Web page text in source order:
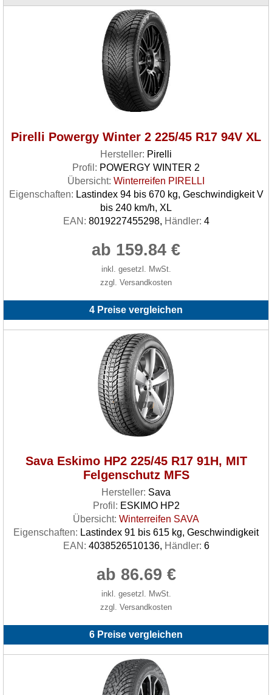
Pirelli Powergy Winter 2 225/45 R17 94V XL
Hersteller: Pirelli
Profil: POWERGY WINTER 2
Übersicht: Winterreifen PIRELLI
Eigenschaften: Lastindex 94 bis 670 kg, Geschwindigkeit V
bis 240 km/h, XL
EAN: 8019227455298, Händler: 4
ab 159.84 €
inkl. gesetzl. MwSt.
zzgl. Versandkosten
4 Preise vergleichen
Sava Eskimo HP2 225/45 R17 91H, MIT
Felgenschutz MFS
Hersteller: Sava
Profil: ESKIMO HP2
Übersicht: Winterreifen SAVA
Eigenschaften: Lastindex 91 bis 615 kg, Geschwindigkeit
EAN: 4038526510136, Händler: 6
ab 86.69 €
inkl. gesetzl. MwSt.
zzgl. Versandkosten
6 Preise vergleichen